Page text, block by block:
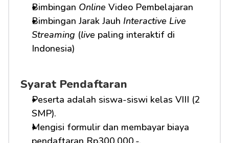
Bimbingan Online Video Pembelajaran
Bimbingan Jarak Jauh Interactive Live
Streaming (live paling interaktif di
Indonesia)
Syarat Pendaftaran
Peserta adalah siswa-siswi kelas VIII (2
SMP).
Mengisi formulir dan membayar biaya